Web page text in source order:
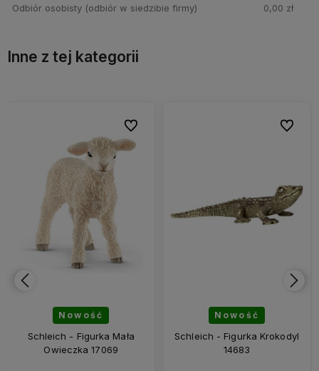
Odbiór osobisty(odbiór w siedzibie firmy) 0,00 zł
Inne z tej kategorii
Nowość
Schleich - Figurka Mała
Owieczka 17069
Do ulubionych
Do ulubionych
Nowość
Schleich - Figurka Krokodyl
14683
Do
Do